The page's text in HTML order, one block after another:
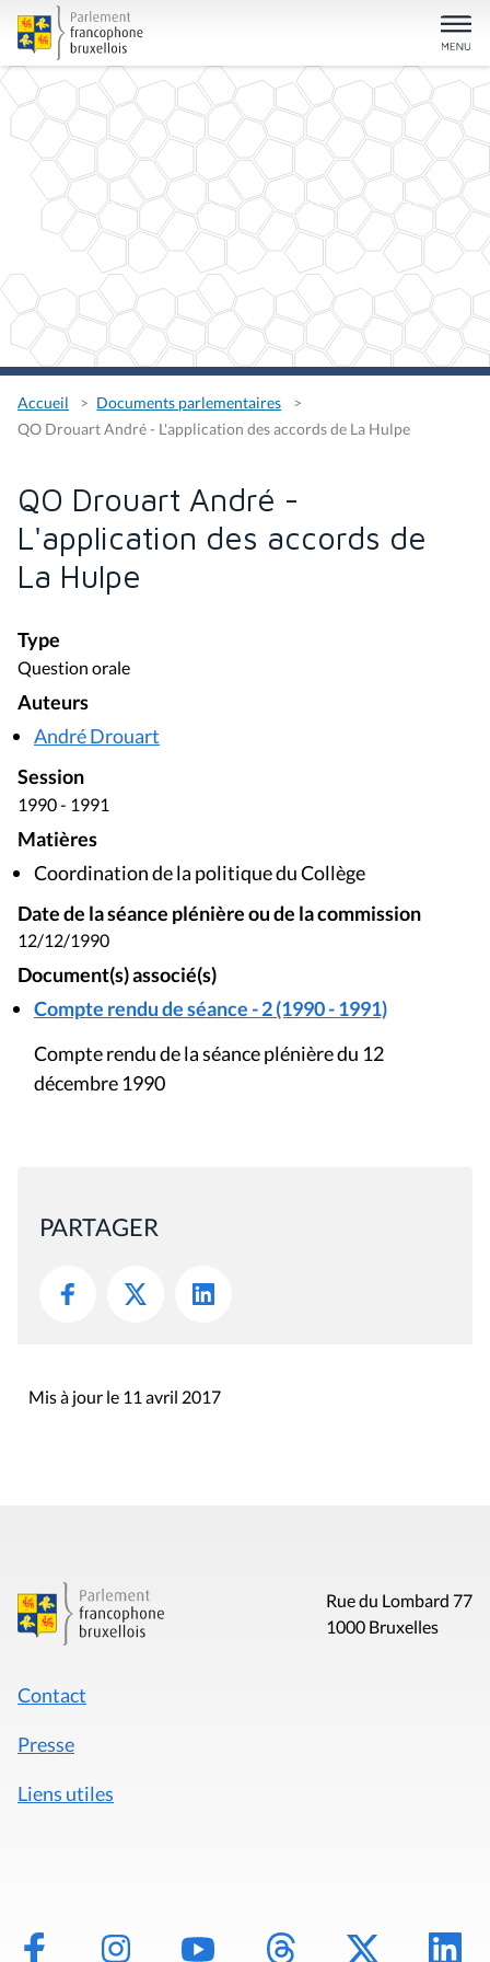
Accueil
Documents parlementaires
QO Drouart André - L'application des accords de La Hulpe
QO Drouart André -
L'application des accords de
La Hulpe
Type
Question orale
Auteurs
André Drouart
Session
1990 - 1991
Matières
Coordination de la politique du Collège
Date de la séance plénière ou de la commission
12/12/1990
Document(s) associé(s)
Compte rendu de séance - 2 (1990 - 1991)
Compte rendu de la séance plénière du 12
décembre 1990
PARTAGER
Mis à jour le 11 avril 2017
Rue du Lombard 77
1000 Bruxelles
Contact
Presse
Liens utiles